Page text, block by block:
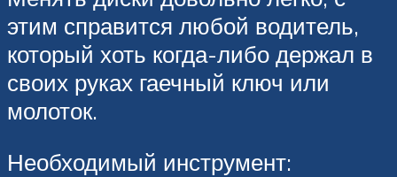
этим справится любой водитель,
который хоть когда-либо держал в
своих руках гаечный ключ или
молоток.
Необходимый инструмент: